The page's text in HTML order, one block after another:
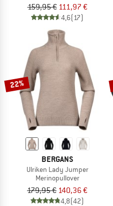
159,95 € 111,97 €
4,6(17)
22%
BERGANS
Ulriken Lady Jumper
Merinopullover
179,95 € 140,36 €
4,8(42)